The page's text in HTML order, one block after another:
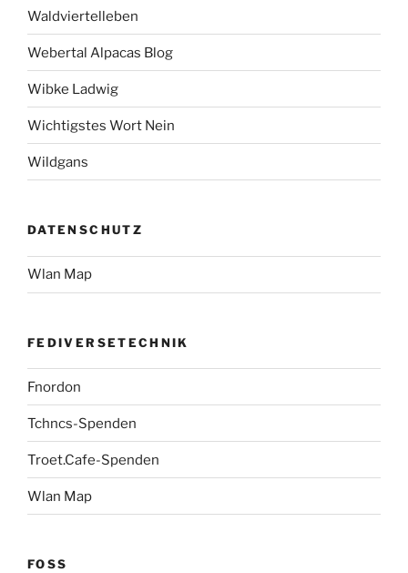
Waldviertelleben
Webertal Alpacas Blog
Wibke Ladwig
Wichtigstes Wort Nein
Wildgans
DATENSCHUTZ
Wlan Map
FEDIVERSETECHNIK
Fnordon
Tchncs-Spenden
Troet.Cafe-Spenden
Wlan Map
FOSS